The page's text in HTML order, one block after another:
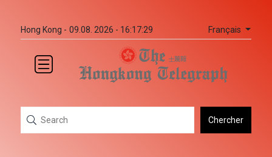
Hong Kong - 09.08. 2026 - 16:17:29 Français
Chercher